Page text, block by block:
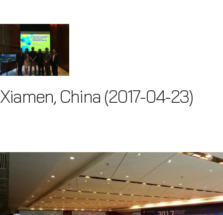
Xiamen, China (2017-04-23)